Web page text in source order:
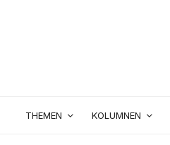
THEMEN KOLUMNEN